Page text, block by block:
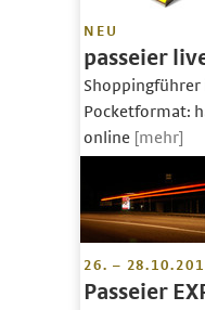
NEU
passeier
Pocketformat:
online [mehr]
26. –
Passeier